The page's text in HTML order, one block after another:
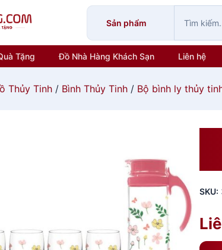
Sản phẩm
Tặng Đồ Nhà Hàng Khách Sạn Liên hệ
Thủy Tinh / Bình Thủy Tinh / Bộ bình ly thủy
SKU: